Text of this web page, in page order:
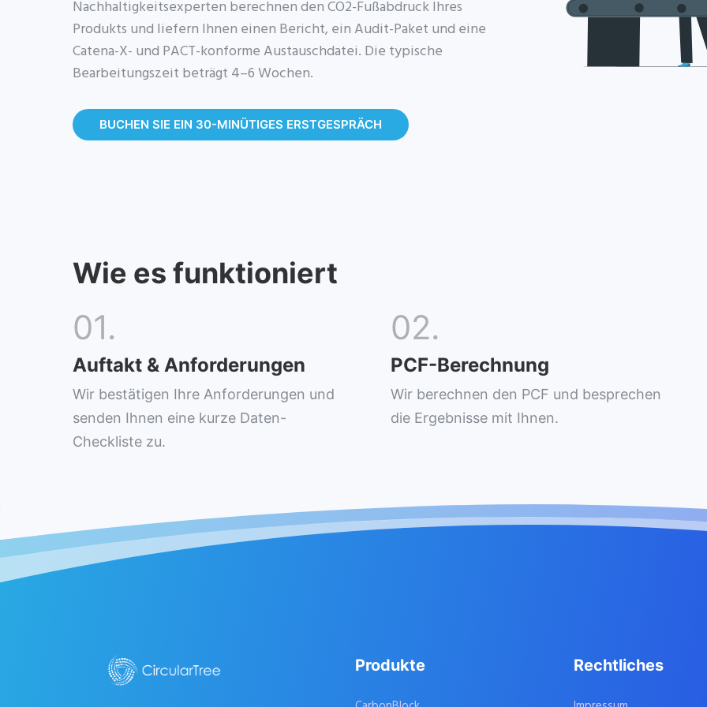
Nachhaltigkeitsexperten berechnen den CO2-Fußabdruck Ihres
Produkts und liefern Ihnen einen Bericht, ein Audit-Paket und eine
Catena-X- und PACT-konforme Austauschdatei. Die typische
Bearbeitungszeit beträgt 4–6 Wochen.
BUCHEN SIE EIN 30-MINÜTIGES ERSTGESPRÄCH
Wie es funktioniert
01.
Auftakt & Anforderungen
Wir bestätigen Ihre Anforderungen und
senden Ihnen eine kurze Daten-
Checkliste zu.
02.
PCF-Berechnung
Wir berechnen den PCF und besprechen
die Ergebnisse mit Ihnen.
Produkte Rechtliches